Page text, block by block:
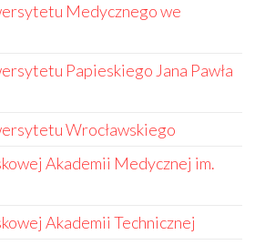
Medycznego we
Papieskiego Jana Pawła
Wrocławskiego
Akademii Medycznej im.
Akademii Technicznej